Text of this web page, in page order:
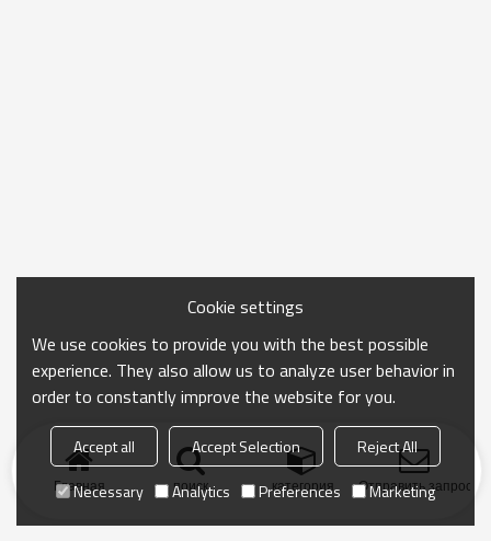
Главная поиск категория Отправить запрос
Cookie settings
We use cookies to provide you with the best possible
experience. They also allow us to analyze user behavior in
order to constantly improve the website for you.
Accept all Accept Selection
Reject All
Necessary
Analytics Preferences Marketing